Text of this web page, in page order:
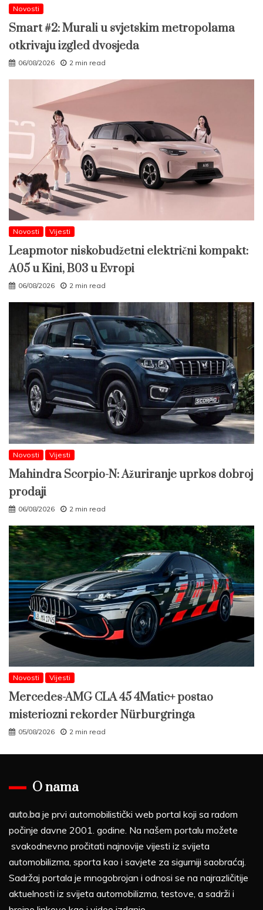
Novosti
Smart #2: Murali u svjetskim metropolama
otkrivaju izgled dvosjeda
06/08/2026 2 min read
Novosti Vijesti
Leapmotor niskobudžetni električni kompakt:
A05 u Kini, B03 u Evropi
06/08/2026 2 min read
Novosti Vijesti
Mahindra Scorpio-N: Ažuriranje uprkos dobroj
prodaji
06/08/2026 2 min read
Novosti Vijesti
Mercedes-AMG CLA 45 4Matic+ postao
misteriozni rekorder Nürburgringa
05/08/2026 2 min read
O nama
auto.ba je prvi automobilistički web portal koji sa radom
počinje davne 2001. godine. Na našem portalu možete
svakodnevno pročitati najnovije vijesti iz svijeta
automobilizma, sporta kao i savjete za sigurniji saobraćaj.
Sadržaj portala je mnogobrojan i odnosi se na najrazličitije
aktuelnosti iz svijeta automobilizma, testove, a sadrži i